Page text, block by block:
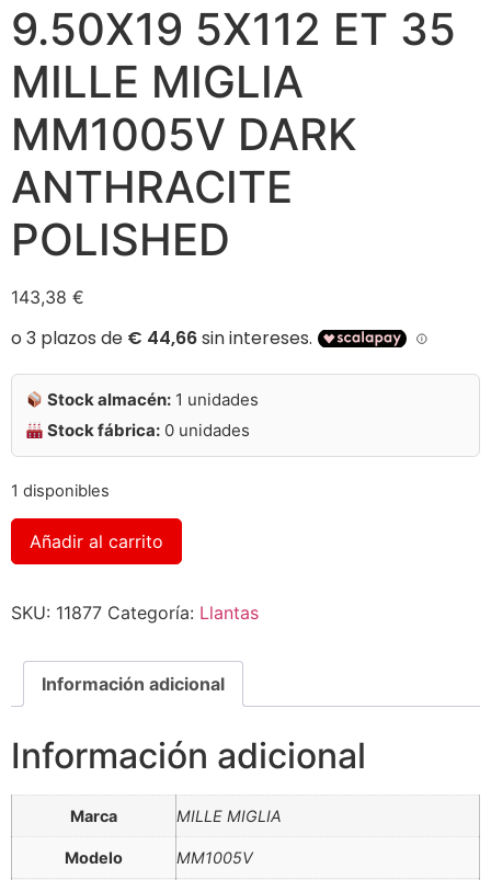
9.50X19 5X112 ET 35
MILLE MIGLIA
MM1005V DARK
ANTHRACITE
POLISHED
143,38 €
Stock almacén: 1 unidades
Stock fábrica: 0 unidades
1 disponibles
Añadir al carrito
SKU: 11877 Categoría: Llantas
Información adicional
Información adicional
Marca MILLE MIGLIA
Modelo MM1005V